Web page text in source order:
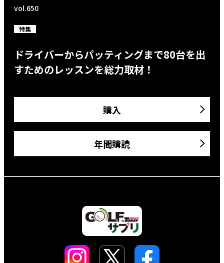
vol.650
特集
ドライバーからパッティングまで80台を出
すためのレッスンを総力取材！
購入
年間購読